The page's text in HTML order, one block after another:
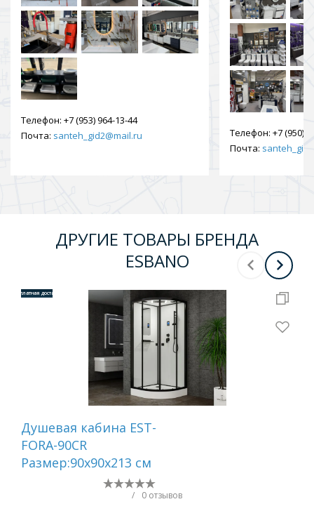
Телефон: +7 (953) 964-13-44
Почта: santeh_gid2@mail.ru Телефон: +7 (950)
Почта:
ДРУГИЕ ТОВАРЫ БРЕНДА
ESBANO
Бесплатная доставка
Душевая кабина EST-
FORA-90CR
Размер:90х90х213 см
/ 0 отзывов
Бесплатная